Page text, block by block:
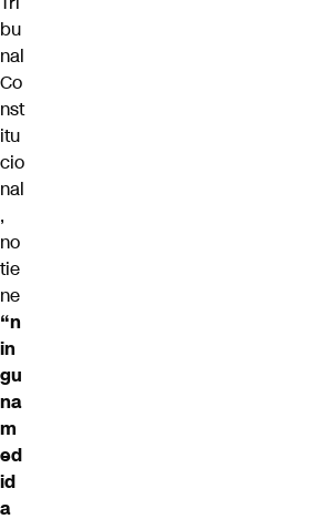
bu
nal
Co
nst
itu
cio
nal
,
no
tie
ne
“n
in
gu
na
m
ed
id
a